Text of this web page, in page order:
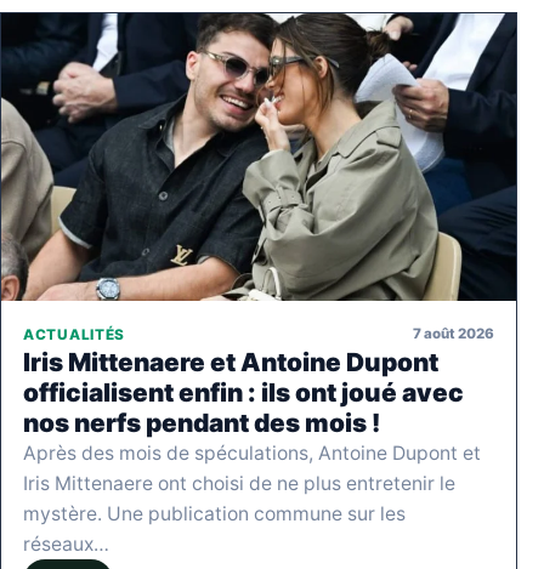
ACTUALITÉS 7 août 2026
Iris Mittenaere et Antoine Dupont
officialisent enfin : ils ont joué avec
nos nerfs pendant des mois !
Après des mois de spéculations, Antoine Dupont et
Iris Mittenaere ont choisi de ne plus entretenir le
mystère. Une publication commune sur les
réseaux…